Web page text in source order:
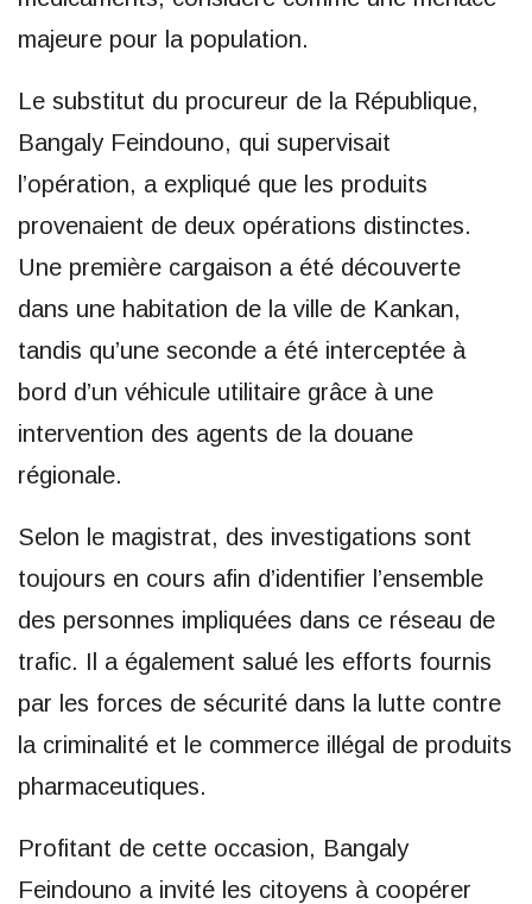
majeure pour la population.
Le substitut du procureur de la République,
Bangaly Feindouno, qui supervisait
l’opération, a expliqué que les produits
provenaient de deux opérations distinctes.
Une première cargaison a été découverte
dans une habitation de la ville de Kankan,
tandis qu’une seconde a été interceptée à
bord d’un véhicule utilitaire grâce à une
intervention des agents de la douane
régionale.
Selon le magistrat, des investigations sont
toujours en cours afin d’identifier l’ensemble
des personnes impliquées dans ce réseau de
trafic. Il a également salué les efforts fournis
par les forces de sécurité dans la lutte contre
la criminalité et le commerce illégal de produits
pharmaceutiques.
Profitant de cette occasion, Bangaly
Feindouno a invité les citoyens à coopérer